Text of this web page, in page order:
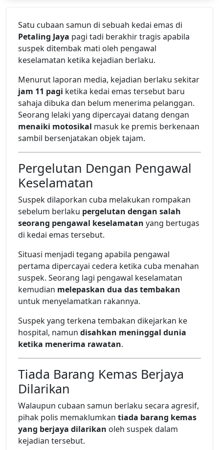
Satu cubaan samun di sebuah kedai emas di
Petaling Jaya pagi tadi berakhir tragis apabila
suspek ditembak mati oleh pengawal
keselamatan ketika kejadian berlaku.
Menurut laporan media, kejadian berlaku sekitar
jam 11 pagi ketika kedai emas tersebut baru
sahaja dibuka dan belum menerima pelanggan.
Seorang lelaki yang dipercayai datang dengan
menaiki motosikal masuk ke premis berkenaan
sambil bersenjatakan objek tajam.
Pergelutan Dengan Pengawal
Keselamatan
Suspek dilaporkan cuba melakukan rompakan
sebelum berlaku pergelutan dengan salah
seorang pengawal keselamatan yang bertugas
di kedai emas tersebut.
Situasi menjadi tegang apabila pengawal
pertama dipercayai cedera ketika cuba menahan
suspek. Seorang lagi pengawal keselamatan
kemudian melepaskan dua das tembakan
untuk menyelamatkan rakannya.
Suspek yang terkena tembakan dikejarkan ke
hospital, namun disahkan meninggal dunia
ketika menerima rawatan.
Tiada Barang Kemas Berjaya
Dilarikan
Walaupun cubaan samun berlaku secara agresif,
pihak polis memaklumkan tiada barang kemas
yang berjaya dilarikan oleh suspek dalam
kejadian tersebut.